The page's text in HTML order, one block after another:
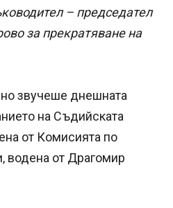
– председател
за прекратяване на
звучеше днешната
на Съдийската
от Комисията по
водена от Драгомир